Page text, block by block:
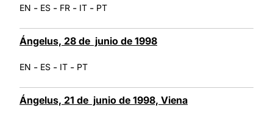
EN - ES - FR - IT - PT
Ángelus, 28 de junio de 1998
EN - ES - IT - PT
Ángelus, 21 de junio de 1998, Viena